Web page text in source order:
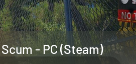
Scum - PC (Steam)